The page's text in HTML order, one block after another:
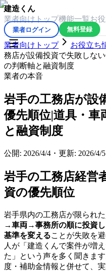
建造くん
業者向けトップ機能一覧お
業者ログイン 無料登録
業者向けトップ お役立ち
務店が設備投資で失敗しな
の判断軸と融資制度
業者の本音
岩手の工務店が設
優先順位|道具・車
と融資制度
公開: 2026/4/4 ・ 更新: 2026/4/5
岩手の工務店経営
資の優先順位
岩手県内の工務店が限られ
→車両→事務所の順に投資
基準を変えることが失敗を
人が「建造くんで案件が増
た」という声を多く聞きま
度・補助金情報と併せて、